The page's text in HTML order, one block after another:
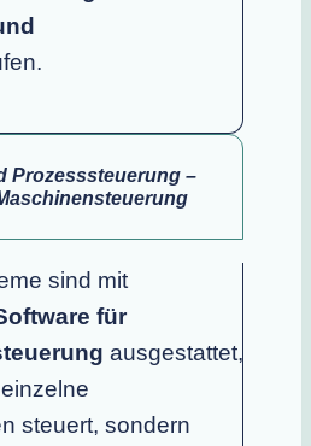
Prozesssteuerung –
sind mit
für
ausgestattet,
steuert, sondern